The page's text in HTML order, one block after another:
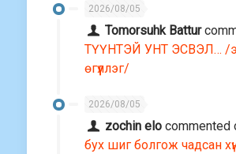
2026/08/05
Tomorsuhk Battur
ТҮҮНТЭЙ УНТ ЭСВЭЛ… /
өгүүллэг/
2026/08/05
zochin elo commented
бух шиг болгож чадсан